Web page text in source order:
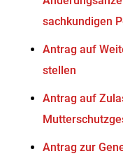
sachkundigen
Antrag auf
stellen
Antrag auf
Antrag zur